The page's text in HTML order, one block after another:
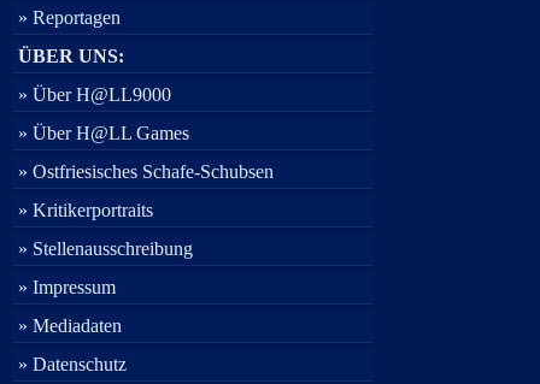
» Reportagen
ÜBER UNS:
» Über H@LL9000
» Über H@LL Games
» Ostfriesisches Schafe-Schubsen
» Kritikerportraits
» Stellenausschreibung
» Impressum
» Mediadaten
» Datenschutz